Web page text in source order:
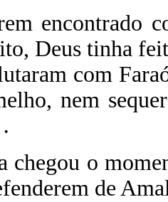
encontrado
Deus tinha
com
nem
chegou o
de